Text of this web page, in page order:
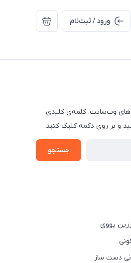
ورود / ثبت‌نام
وب‌سایت، کلمه‌ی کلیدی
و بر روی دکمه کلیک کنید.
جستجو
یووی
دست ساز